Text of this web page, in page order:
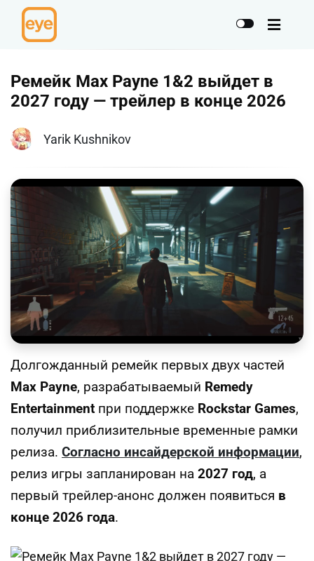
Ремейк Max Payne 1&2 выйдет в
2027 году — трейлер в конце 2026
Yarik Kushnikov
Долгожданный ремейк первых двух частей
Max Payne, разрабатываемый Remedy
Entertainment при поддержке Rockstar Games,
получил приблизительные временные рамки
релиза. Согласно инсайдерской информации,
релиз игры запланирован на 2027 год, а
первый трейлер-анонс должен появиться в
конце 2026 года.